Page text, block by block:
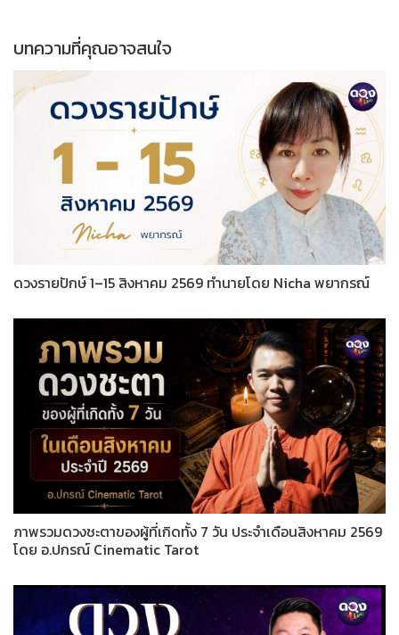
บทความที่คุณอาจสนใจ
ดวงรายปักษ์ 1–15 สิงหาคม 2569 ทำนายโดย Nicha พยากรณ์
ภาพรวมดวงชะตาของผู้ที่เกิดทั้ง 7 วัน ประจำเดือนสิงหาคม 2569
โดย อ.ปกรณ์ Cinematic Tarot